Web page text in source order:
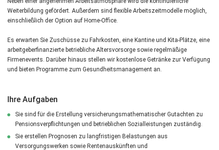
Weiterbildung gefördert. Außerdem sind flexible Arbeitszeitmodelle möglich,
einschließlich der Option auf Home-Office.
Es erwarten Sie Zuschüsse zu Fahrkosten, eine Kantine und Kita-Plätze, eine
arbeitgeberfinanzierte betriebliche Altersvorsorge sowie regelmäßige
Firmenevents. Darüber hinaus stellen wir kostenlose Getränke zur Verfügung
und bieten Programme zum Gesundheitsmanagement an.
Ihre Aufgaben
Sie sind für die Erstellung versicherungsmathematischer Gutachten zu
Pensionsverpflichtungen und betrieblichen Sozialleistungen zuständig.
Sie erstellen Prognosen zu langfristigen Belastungen aus
Versorgungswerken sowie Rentenauskünften und